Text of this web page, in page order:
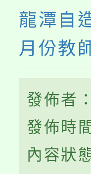
龍潭自
月份教
發佈者
發佈時
內容狀